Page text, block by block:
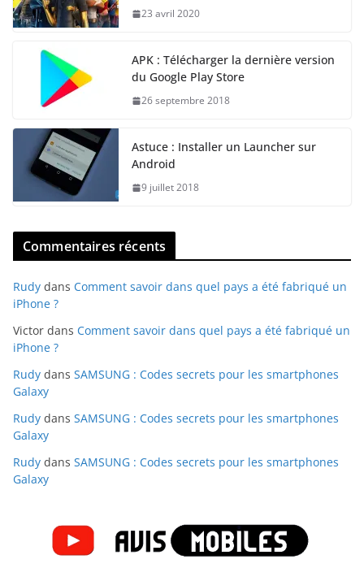
23 avril 2020
APK : Télécharger la dernière version
du Google Play Store
26 septembre 2018
Astuce : Installer un Launcher sur
Android
9 juillet 2018
Commentaires récents
Rudy dans Comment savoir dans quel pays a été fabriqué un
iPhone ?
Victor dans Comment savoir dans quel pays a été fabriqué un
iPhone ?
Rudy dans SAMSUNG : Codes secrets pour les smartphones
Galaxy
Rudy dans SAMSUNG : Codes secrets pour les smartphones
Galaxy
Rudy dans SAMSUNG : Codes secrets pour les smartphones
Galaxy